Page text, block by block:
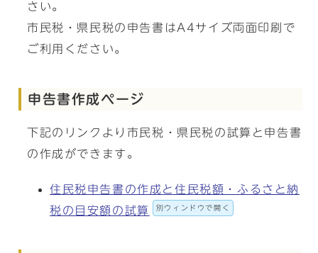
さい。
市民税・県民税の申告書はA4サイズ両面印刷で
ご利用ください。
申告書作成ページ
下記のリンクより市民税・県民税の試算と申告書
の作成ができます。
住民税申告書の作成と住民税額・ふるさと納
税の目安額の試算
別ウィンドウで開く